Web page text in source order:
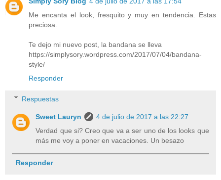
Me encanta el look, fresquito y muy en tendencia. Estas
preciosa.
Te dejo mi nuevo post, la bandana se lleva
https://simplysory.wordpress.com/2017/07/04/bandana-
style/
Responder
Respuestas
Sweet Lauryn
4 de julio de 2017 a las 22:27
Verdad que si? Creo que va a ser uno de los looks que
más me voy a poner en vacaciones. Un besazo
Responder